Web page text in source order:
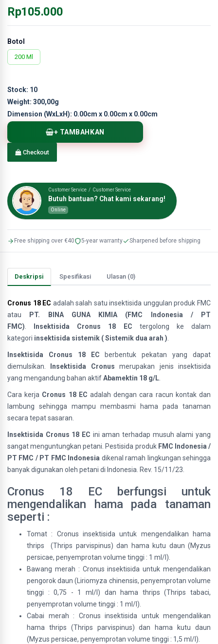
Rp105.000
Botol
200 Ml
Stock: 10
Weight: 300,00g
Dimension (WxLxH): 0.00cm x 0.00cm x 0.00cm
+ TAMBAHKAN
Checkout
Customer Service / Customer Service
Butuh bantuan? Chat kami sekarang!
Online
Free shipping over €40 5-year warranty Sharpened before shipping
Deskripsi Spesifikasi Ulasan (0)
Cronus 18 EC adalah salah satu insektisida unggulan produk FMC
atau
PT. BINA GUNA KIMIA (FMC Indonesia / PT
FMC)
Insektisida Cronus 18 EC tergolong ke dalam
kategori insektisida sistemik ( Sistemik dua arah )
Insektisida Cronus 18 EC berbentuk pekatan yang dapat
diemulsikan.
Insektisida Cronus merupakan jenis insektisida
yang mengandung bahan aktifAbamektin 18 g/L
Cara kerja Cronus 18 EC adalah dengan cara racun kontak dan
lambung sehingga mampu membasmi hama pada tanaman
secara tepat sasaran.
Insektisida Cronus 18 EC ini aman terhadap musuh alami yang
sangat menguntungkan petani. Pestisida produk FMC Indonesia /
PT FMC / PT FMC Indonesia dikenal ramah lingkungan sehingga
banyak digunakan oleh petani di Indonesia. Rev. 15/11/23.
Cronus 18 EC berfungsi untuk
mengendalikan hama pada tanaman
seperti :
Tomat : Cronus insektisida untuk mengendalikan hama
thrips (Thrips parvispinus) dan hama kutu daun (Myzus
persicae, penyemprotan volume tinggi : 1 ml/l).
Bawang merah : Cronus insektisida untuk mengendalikan
pengorok daun (Liriomyza chinensis, penyemprotan volume
tinggi : 0,75 - 1 ml/l) dan hama thrips (Thrips tabaci,
penyemprotan volume tinggi : 1 ml/l).
Cabai merah : Cronus insektisida untuk mengendalikan
hama thrips (Thrips parvispinus) dan hama kutu daun
(Myzus persicae, penyemprotan volume tinggi : 1,5 ml/l).